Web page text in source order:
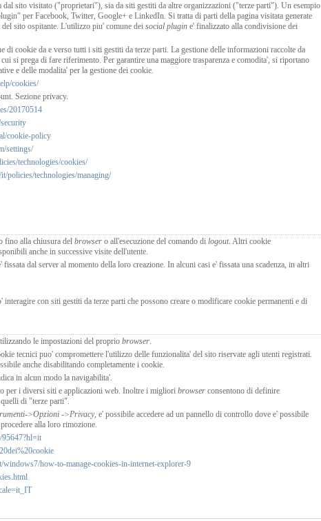
sito visitato ("proprietari"), sia da siti gestiti da altre organizzazioni ("terze parti"). Un esempio
per Facebook, Twitter, Google+ e LinkedIn. Si tratta di parti della pagina visitata generate
sito ospitante. L'utilizzo piu' comune dei social plugin e' finalizzato alla condivisione dei
di cookie da e verso tutti i siti gestiti da terze parti. La gestione delle informazioni raccolte da
si prega di fare riferimento. Per garantire una maggiore trasparenza e comodita', si riportano
e delle modalita' per la gestione dei cookie.
cookies/
Sezione privacy.
20170514
cookie-policy
settings/
technologies/cookies/
policies/technologies/managing/
fino alla chiusura del browser o all'esecuzione del comando di logout. Altri cookie
anche in successive visite dell'utente.
dal server al momento della loro creazione. In alcuni casi e' fissata una scadenza, in altri
con siti gestiti da terze parti che possono creare o modificare cookie permanenti e di
le impostazioni del proprio browser.
tecnici puo' compromettere l'utilizzo delle funzionalita' del sito riservate agli utenti registrati.
anche disabilitando completamente i cookie.
in alcun modo la navigabilita'.
per i diversi siti e applicazioni web. Inoltre i migliori browser consentono di definire
di "terze parti".
>Opzioni ->Privacy, e' possibile accedere ad un pannello di controllo dove e' possibile
alla loro rimozione.
95647?hl=it
how-to-manage-cookies-in-internet-explorer-9